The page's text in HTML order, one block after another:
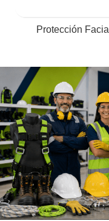
Protección Facial